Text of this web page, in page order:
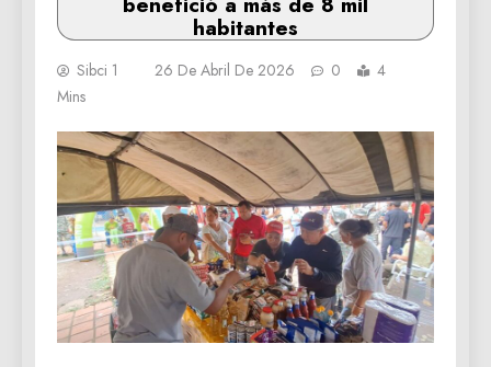
habitantes
Sibci 1 26 De Abril De 2026 0
4
Mins